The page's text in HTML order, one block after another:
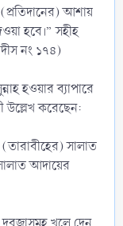
আশায়
হবে।” সহীহ
নং ১৭৪)
হওয়ার ব্যাপারে
উল্লেখ করেছেন:
সালাত
আদায়ের